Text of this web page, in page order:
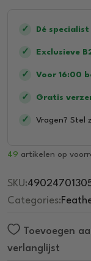
✓ Dé specialist
✓ Exclusieve
✓ Voor 16:00
✓ Gratis
✓ Vragen? Stel
49 artikelen op
SKU:
Categories:
Toevoegen
verlanglijst